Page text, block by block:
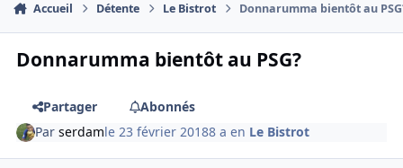
Accueil Détente Le Bistrot Donnarumma bientôt au
Donnarumma bientôt au PSG?
Partager
Abonnés
Parserdamle 23 février 20188 a en Le Bistrot